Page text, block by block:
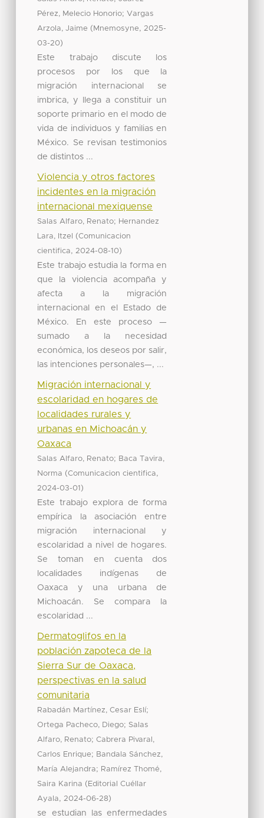
Pérez, Melecio Honorio;Vargas
Arzola, Jaime ( Mnemosyne, 2025-
03-20)
Este trabajo discute los
procesos por los que la
migración internacional se
imbrica, y llega a constituir un
soporte primario en el modo de
vida de individuos y familias en
México. Se revisan testimonios
de distintos ...
Violencia y otros factores
incidentes en la migración
internacional mexiquense
Salas Alfaro, Renato; Hernandez
Lara, Itzel
(Comunicacion
cientifica, 2024-08-10)
Este trabajo estudia la forma en
que la violencia acompaña y
afecta a la migración
internacional en el Estado de
México. En este proceso —
sumado a la necesidad
económica, los deseos por salir,
las intenciones personales—, ...
Migración internacional y
escolaridad en hogares de
localidades rurales y
urbanas en Michoacán y
Oaxaca
Salas Alfaro, Renato; Baca Tavira,
Norma (Comunicacion cientifica,
2024-03-01 )
Este trabajo explora de forma
empírica la asociación entre
migración internacional y
escolaridad a nivel de hogares.
Se toman en cuenta dos
localidades indígenas de
Oaxaca y una urbana de
Michoacán. Se compara la
escolaridad ...
Dermatoglifos en la
población zapoteca de la
Sierra Sur de Oaxaca,
perspectivas en la salud
comunitaria
Rabadán Martínez, Cesar Eslí;
Ortega Pacheco, Diego; Salas
Alfaro, Renato;Cabrera Pivaral,
Carlos Enrique; Bandala Sánchez,
María Alejandra; Ramírez Thomé,
Saira Karina ( Editorial Cuéllar
Ayala, 2024-06-28)
se estudian las enfermedades